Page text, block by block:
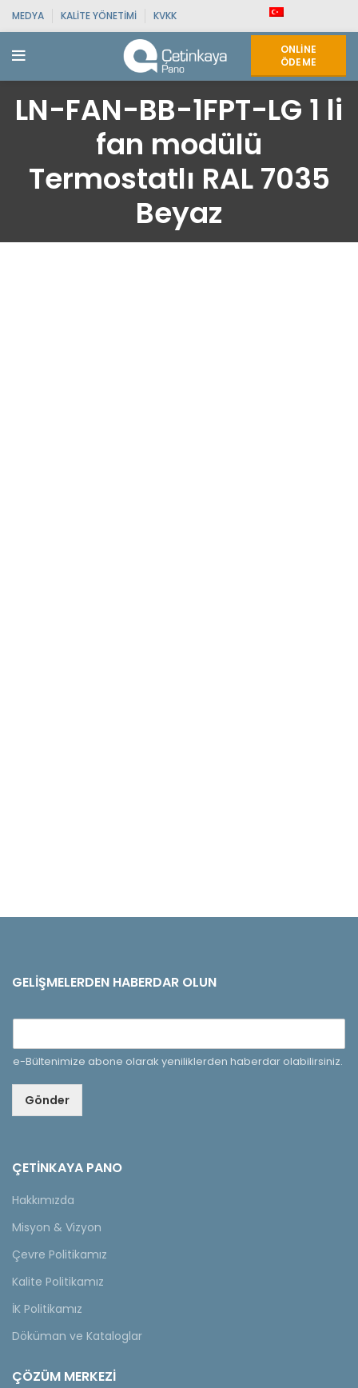
MEDYA KALITE YÖNETIMI KVKK
ONLINE
ÖDEME
LN-FAN-BB-1FPT-LG 1 li
fan modülü
Termostatlı RAL 7035
Beyaz
GELIŞMELERDEN HABERDAR OLUN
e-Bültenimize abone olarak yeniliklerden haberdar olabilirsiniz.
Gönder
ÇETINKAYA PANO
Hakkımızda
Misyon & Vizyon
Çevre Politikamız
Kalite Politikamız
İK Politikamız
Döküman ve Kataloglar
ÇÖZÜM MERKEZİ